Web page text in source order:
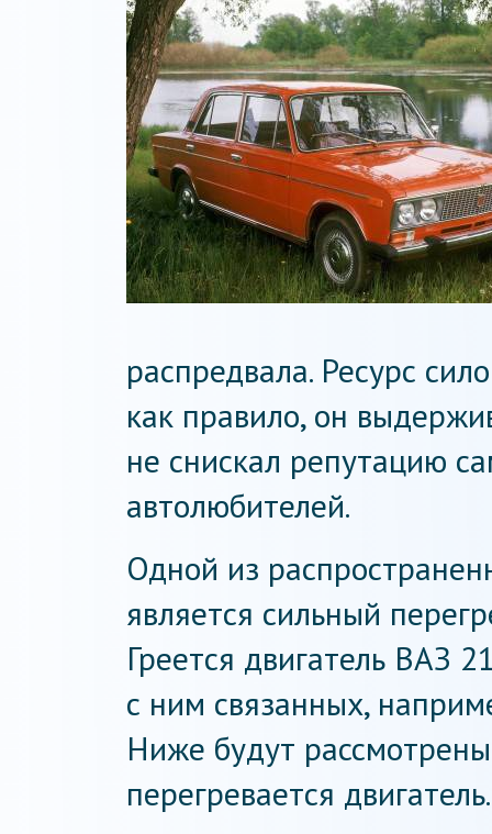
распредвала. Ресурс
как правило, он
не снискал репутацию
автолюбителей.
Одной из
является сильный
Греется двигатель ВАЗ
с ним связанных,
Ниже будут
перегревается двигатель.